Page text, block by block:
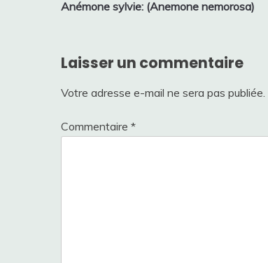
de
Anémone sylvie: (Anemone nemorosa)
Laisser un commentaire
Votre adresse e-mail ne sera pas publiée.
Commentaire *